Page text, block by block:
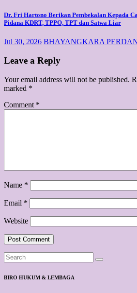
Dr. Fri Hartono Berikan Pembekalan Kepada
Pidana KDRT, TPPO, TPT dan Satwa Liar
Jul 30, 2026 BHAYANGKARA
Leave a Reply
Your email address will not be published.
marked *
Comment *
Name *
Email *
Website
BIRO HUKUM & LEMBAGA